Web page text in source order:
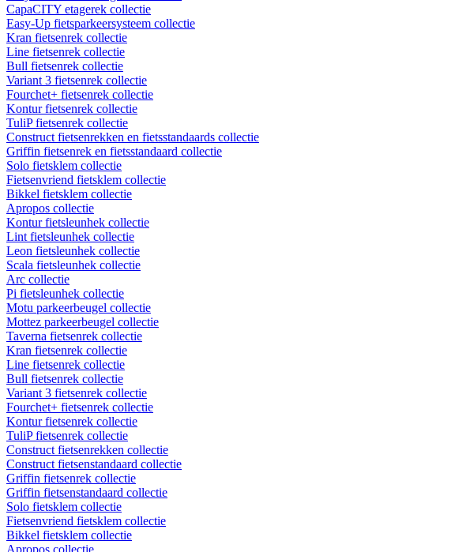
CapaCITY etagerek collectie
Easy-Up fietsparkeersysteem collectie
Kran fietsenrek collectie
Line fietsenrek collectie
Bull fietsenrek collectie
Variant 3 fietsenrek collectie
Fourchet+ fietsenrek collectie
Kontur fietsenrek collectie
TuliP fietsenrek collectie
Construct fietsenrekken en fietsstandaards collectie
Griffin fietsenrek en fietsstandaard collectie
Solo fietsklem collectie
Fietsenvriend fietsklem collectie
Bikkel fietsklem collectie
Apropos collectie
Kontur fietsleunhek collectie
Lint fietsleunhek collectie
Leon fietsleunhek collectie
Scala fietsleunhek collectie
Arc collectie
Pi fietsleunhek collectie
Motu parkeerbeugel collectie
Mottez parkeerbeugel collectie
Taverna fietsenrek collectie
Kran fietsenrek collectie
Line fietsenrek collectie
Bull fietsenrek collectie
Variant 3 fietsenrek collectie
Fourchet+ fietsenrek collectie
Kontur fietsenrek collectie
TuliP fietsenrek collectie
Construct fietsenrekken collectie
Construct fietsenstandaard collectie
Griffin fietsenrek collectie
Griffin fietsenstandaard collectie
Solo fietsklem collectie
Fietsenvriend fietsklem collectie
Bikkel fietsklem collectie
Apropos collectie